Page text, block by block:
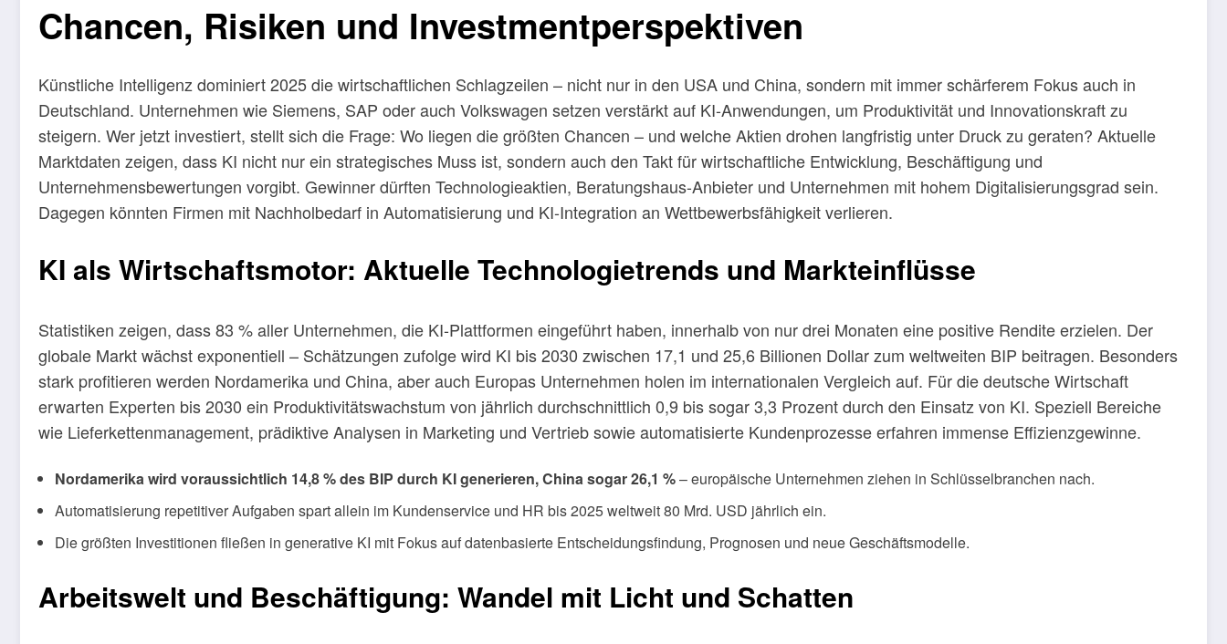
Chancen, Risiken und Investmentperspektiven
Künstliche Intelligenz dominiert 2025 die wirtschaftlichen Schlagzeilen – nicht nur in den USA und China, sondern mit immer schärferem Fokus auch in
Deutschland. Unternehmen wie Siemens, SAP oder auch Volkswagen setzen verstärkt auf KI-Anwendungen, um Produktivität und Innovationskraft zu
steigern. Wer jetzt investiert, stellt sich die Frage: Wo liegen die größten Chancen – und welche Aktien drohen langfristig unter Druck zu geraten? Aktuelle
Marktdaten zeigen, dass KI nicht nur ein strategisches Muss ist, sondern auch den Takt für wirtschaftliche Entwicklung, Beschäftigung und
Unternehmensbewertungen vorgibt. Gewinner dürften Technologieaktien, Beratungshaus-Anbieter und Unternehmen mit hohem Digitalisierungsgrad sein.
Dagegen könnten Firmen mit Nachholbedarf in Automatisierung und KI-Integration an Wettbewerbsfähigkeit verlieren.
KI als Wirtschaftsmotor: Aktuelle Technologietrends und Markteinflüsse
Statistiken zeigen, dass 83 % aller Unternehmen, die KI-Plattformen eingeführt haben, innerhalb von nur drei Monaten eine positive Rendite erzielen. Der
globale Markt wächst exponentiell – Schätzungen zufolge wird KI bis 2030 zwischen 17,1 und 25,6 Billionen Dollar zum weltweiten BIP beitragen. Besonders
stark profitieren werden Nordamerika und China, aber auch Europas Unternehmen holen im internationalen Vergleich auf. Für die deutsche Wirtschaft
erwarten Experten bis 2030 ein Produktivitätswachstum von jährlich durchschnittlich 0,9 bis sogar 3,3 Prozent durch den Einsatz von KI. Speziell Bereiche
wie Lieferkettenmanagement, prädiktive Analysen in Marketing und Vertrieb sowie automatisierte Kundenprozesse erfahren immense Effizienzgewinne.
Nordamerika wird voraussichtlich 14,8 % des BIP durch KI generieren, China sogar 26,1 %– europäische Unternehmen ziehen in Schlüsselbranchen nach.
Automatisierung repetitiver Aufgaben spart allein im Kundenservice und HR bis 2025 weltweit 80 Mrd. USD jährlich ein.
Die größten Investitionen fließen in generative KI mit Fokus auf datenbasierte Entscheidungsfindung, Prognosen und neue Geschäftsmodelle.
Arbeitswelt und Beschäftigung: Wandel mit Licht und Schatten